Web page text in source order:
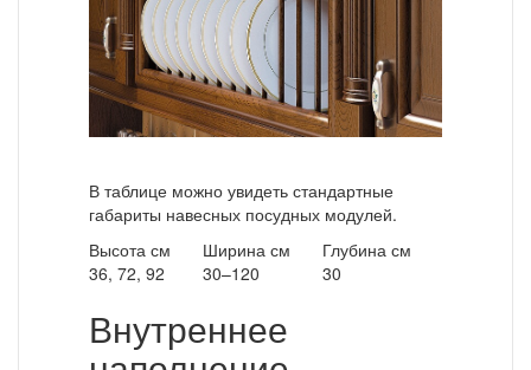
В таблице можно увидеть стандартные
габариты навесных посудных модулей.
Высота см
Ширина см
Глубина см
36, 72, 92
30–120 30
Внутреннее